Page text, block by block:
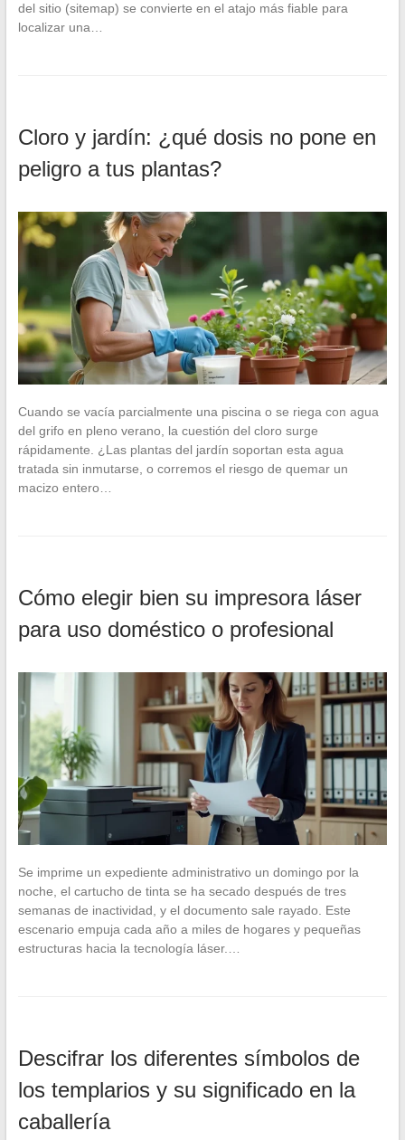
del sitio (sitemap) se convierte en el atajo más fiable para
localizar una…
Cloro y jardín: ¿qué dosis no pone en
peligro a tus plantas?
Cuando se vacía parcialmente una piscina o se riega con agua
del grifo en pleno verano, la cuestión del cloro surge
rápidamente. ¿Las plantas del jardín soportan esta agua
tratada sin inmutarse, o corremos el riesgo de quemar un
macizo entero…
Cómo elegir bien su impresora láser
para uso doméstico o profesional
Se imprime un expediente administrativo un domingo por la
noche, el cartucho de tinta se ha secado después de tres
semanas de inactividad, y el documento sale rayado. Este
escenario empuja cada año a miles de hogares y pequeñas
estructuras hacia la tecnología láser.…
Descifrar los diferentes símbolos de
los templarios y su significado en la
caballería